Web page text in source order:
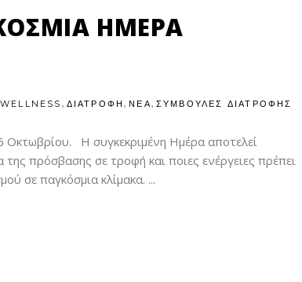
ΗΜΕΡΑ
WELLNESS , ΔΙΑΤΡΟΦΗ,ΝΕΑ, ΣΥΜΒΟΥΛΕΣ ΔΙΑΤΡΟΦΗΣ
Οκτωβρίου. Η συγκεκριμένη Ημέρα αποτελεί
πρόσβασης σε τροφή και ποιες ενέργειες πρέπει
σε παγκόσμια κλίμακα.